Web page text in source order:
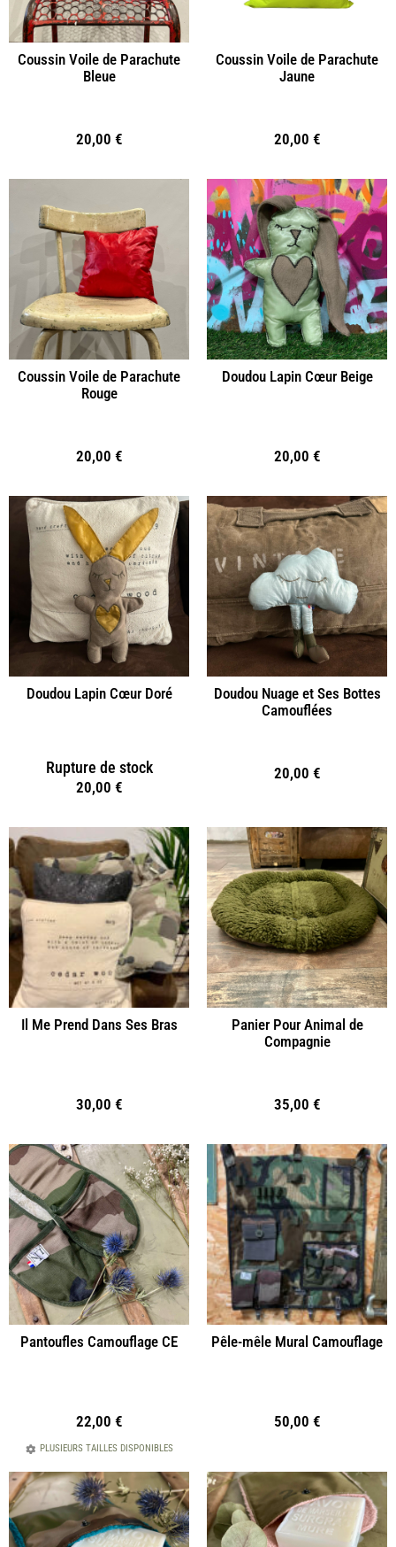
Coussin Voile de Parachute
Bleue
20,00 €
Coussin Voile de Parachute
Jaune
20,00 €
Coussin Voile de Parachute
Rouge
20,00 €
Doudou Lapin Cœur Beige
20,00 €
Doudou Lapin Cœur Doré
Rupture de stock
20,00 €
Doudou Nuage et Ses Bottes
Camouflées
20,00 €
Il Me Prend Dans Ses Bras
30,00 €
Panier Pour Animal de
Compagnie
35,00 €
Pantoufles Camouflage CE
22,00 €
PLUSIEURS TAILLES DISPONIBLES
Pêle-mêle Mural Camouflage
50,00 €